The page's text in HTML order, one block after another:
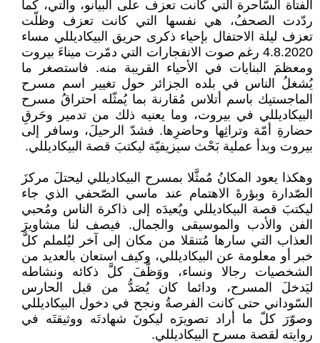
الفتاة السّاحرة التي كانت تعزف على البيانو، والتي، كما
ردّدت الصحفُ، هي نفسها التي كانت تعزف وظلّت
تعزف ليلة الاحتفال بإحياء ذكرى حريق البيكاديللي مساء
4.8.2020 رغم صوت الانفجارات التي دمّرت ميناءَ بيروت
ومعظمَ البنايات في الأحياء القريبة منه. فاستصغر ما
يُشغلُ الناس في بلده الجزائر حول تغيير اسم مسرح
الماجستيك باسم أتلاس مُقارنة بما يُمثّله احتراقُ مسرح
البيكاديللي في بيروت، وما يعنيه ذلك من تدمير وحَرقِ
حضارةِ أمّة وتراثِها وحاضرِها. فشدّ الرحيلَ، وسافر إلى
بيروت وبدأ عملية بَحْث سيزيفيّة ليكتبَ قصة البيكاديللي.
وهكذا يعود المكانُ مُمثَّلا بمسرح البيكاديللي ليحتلَ مركزَ
الصّدارة وبؤرةَ الاهتمام عند ماسي الصّحفي الذي جاء
ليكتبَ قصة البيكاديللي ويُعيدَه إلى ذاكرة الناس ومُحبي
الفن والأدب والموسيقى والجمال. فيصف لنا مشاويرَ
العذاب التي سارها مُتنقلا من مكان إلى آخر ليُلملم كلَّ
خبر أو معلومة عن البيكاديللي، وكيف استعان بالعديد من
الشخصيات رجالا ونساء، ووَظَّفَ كلَّ ذكائه ونشاطه
ليَدخلَ المسرح، ودائما كان يُصَدُّ من قبل الحارس
السّوداني حتى كانت الفرصةُ ونجح في دخول البيكاديللي
وصوّرَ كلّ ما أراد تصويرَه ليكونَ شهادتَه ووثيقتَه في
روايته لقصة مسرح البيكاديللي.